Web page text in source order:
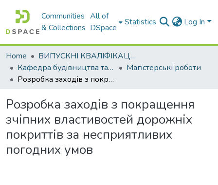
Communities
& Collections
All of
DSpace
Statistics Log In
Home
ВИПУСКНІ КВАЛІФІКАЦІЙНІ РОБОТИ
Кафедра будiвництва та експлуатацiї автомобiльних дорiг
Магістерські роботи
Розробка заходів з покращення зчіпних властивостей дорожніх покриттів за несприятливих погодних умов
Розробка заходів з покращення
зчіпних властивостей дорожніх
покриттів за несприятливих
погодних умов